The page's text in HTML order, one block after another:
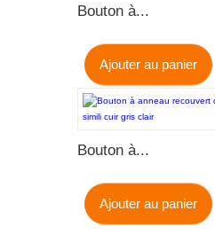
Bouton à...
Ajouter au panier
Bouton à...
Ajouter au panier